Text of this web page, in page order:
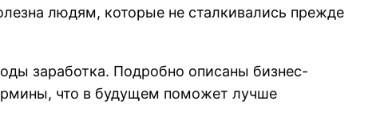
людям, которые не сталкивались прежде
заработка. Подробно описаны бизнес-
что в будущем поможет лучше